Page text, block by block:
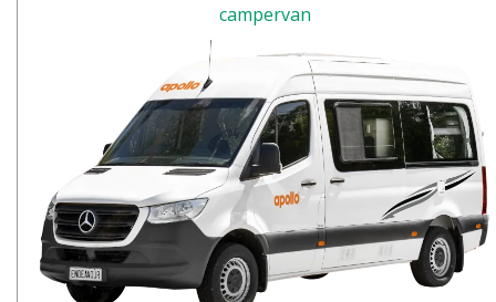
campervan